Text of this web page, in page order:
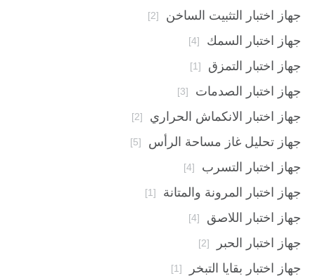
جهاز اختبار التثبيت الساخن [2]
جهاز اختبار السمك [4]
جهاز اختبار التمزق [1]
جهاز اختبار الصدمات [3]
جهاز اختبار الانكماش الحراري [2]
جهاز تحليل غاز مساحة الرأس [5]
جهاز اختبار التسرب [4]
جهاز اختبار المرونة والمتانة [1]
جهاز اختبار اللاصق [4]
جهاز اختبار الحبر [2]
جهاز اختبار بقايا التبخر [1]